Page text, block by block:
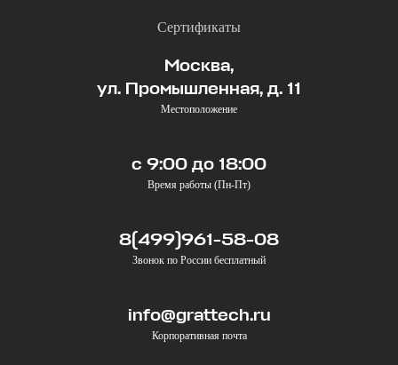
Сертификаты
Москва,
ул. Промышленная, д. 11
Местоположение
с 9:00 до 18:00
Время работы (Пн-Пт)
8(499)961-58-08
Звонок по России бесплатный
info@grattech.ru
Корпоративная почта